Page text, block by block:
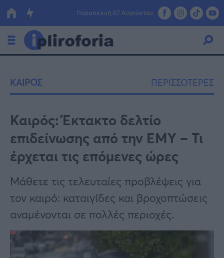
Παρασκευή 07 Αυγούστου
Οικονομία
Πολιτική
Τράπεζες
Επιδοτήσεις
ΕΣΠΑ
Κόσμος
Lifestyle
Αθλητικά
Υγεία
Γυναίκα
ΚΑΙΡΟΣ ΠΕΡΙΣΣΟΤΕΡΕΣ
Καιρός: Έκτακτο δελτίο
επιδείνωσης από την ΕΜΥ – Τι
έρχεται τις επόμενες ώρες
Μάθετε τις τελευταίες προβλέψεις για
τον καιρό: καταιγίδες και βροχοπτώσεις
αναμένονται σε πολλές περιοχές.